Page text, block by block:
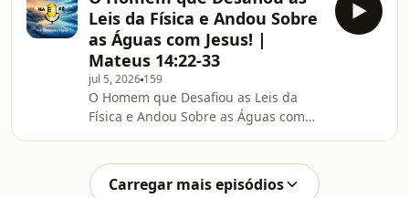
Leis da Física e Andou Sobre
as Águas com Jesus! |
Mateus 14:22-33
jul 5, 2026 159
O Homem que Desafiou as Leis da
Física e Andou Sobre as Águas com
Carregar mais episódios